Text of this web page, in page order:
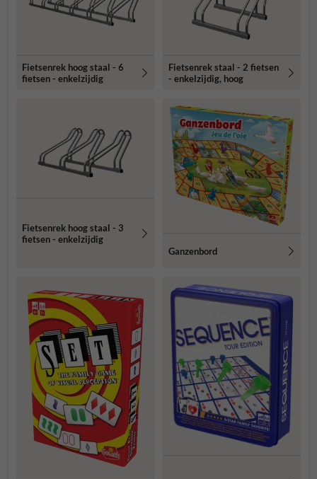
Fietsenrek hoog staal - 6
fietsen - enkelzijdig
Fietsenrek staal - 2 fietsen
- enkelzijdig, hoog
Fietsenrek hoog staal - 3
fietsen - enkelzijdig
Ganzenbord